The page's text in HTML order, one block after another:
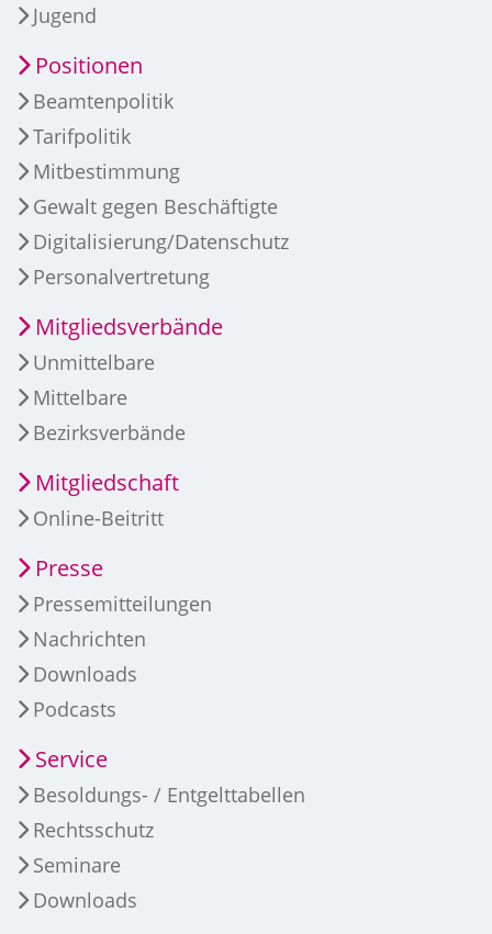
Jugend
Positionen
Beamtenpolitik
Tarifpolitik
Mitbestimmung
Gewalt gegen Beschäftigte
Digitalisierung/Datenschutz
Personalvertretung
Mitgliedsverbände
Unmittelbare
Mittelbare
Bezirksverbände
Mitgliedschaft
Online-Beitritt
Presse
Pressemitteilungen
Nachrichten
Downloads
Podcasts
Service
Besoldungs- / Entgelttabellen
Rechtsschutz
Seminare
Downloads